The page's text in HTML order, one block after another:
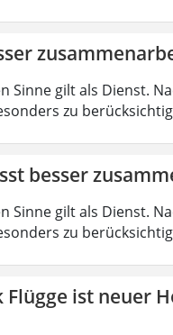
gilt als Dienst.
zu
besser
gilt als Dienst.
zu
ist neuer